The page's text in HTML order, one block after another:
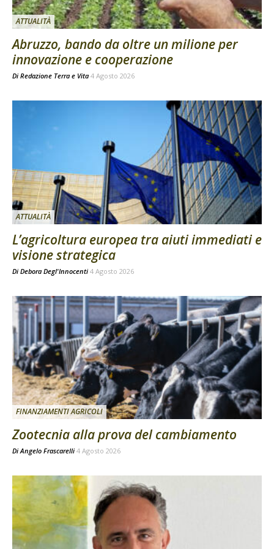
ATTUALITÀ
Abruzzo, bando da oltre un milione per
innovazione e cooperazione
Di Redazione Terra e Vita 4 Agosto 2026
ATTUALITÀ
L’agricoltura europea tra aiuti immediati e
visione strategica
Di Debora Degl'Innocenti 4 Agosto 2026
FINANZIAMENTI AGRICOLI
Zootecnia alla prova del cambiamento
DiAngelo Frascarelli 4 Agosto 2026